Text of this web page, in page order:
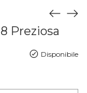
Preziosa
Disponibile